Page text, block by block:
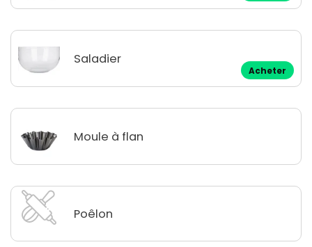
Saladier
Acheter
Moule à flan
Poêlon